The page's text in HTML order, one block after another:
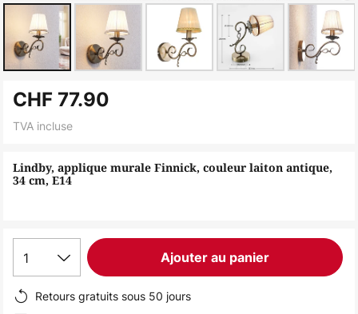
to
the
of
the
Lindby, applique murale Finnick, couleur laiton antique,
34 cm, E14
CHF 77.90
TVA incluse
1 Ajouter au panier
Retours gratuits sous 50 jours